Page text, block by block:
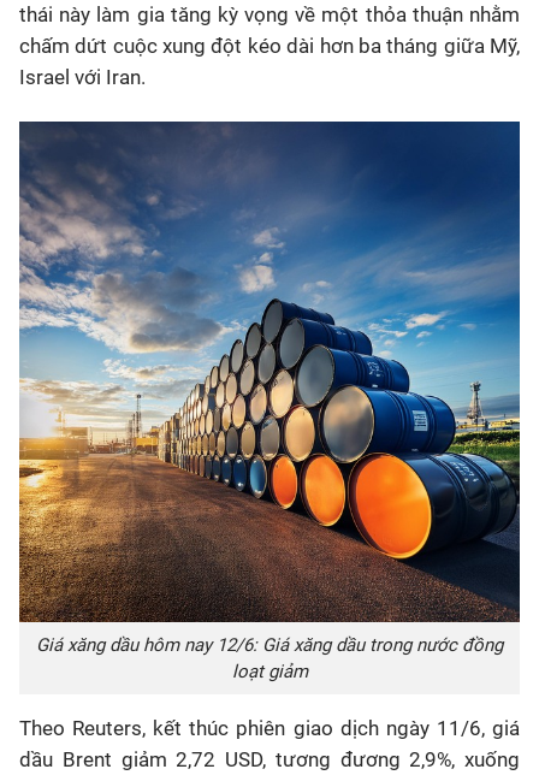
thái này làm gia tăng kỳ vọng về một thỏa thuận nhằm
chấm dứt cuộc xung đột kéo dài hơn ba tháng giữa Mỹ,
Israel với Iran.
Giá xăng dầu hôm nay 12/6: Giá xăng dầu trong nước đồng
loạt giảm
Theo Reuters, kết thúc phiên giao dịch ngày 11/6, giá
dầu Brent giảm 2,72 USD, tương đương 2,9%, xuống